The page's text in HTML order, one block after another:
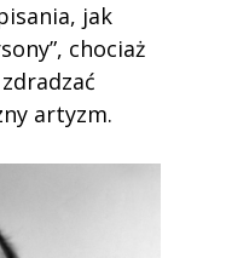
jak
chociaż
artyzm.